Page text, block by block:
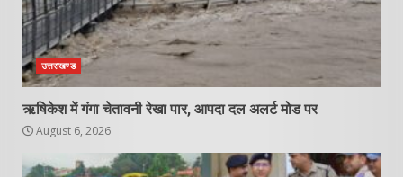
उत्तराखण्ड
ऋषिकेश में गंगा चेतावनी रेखा पार, आपदा दल अलर्ट मोड पर
August 6, 2026